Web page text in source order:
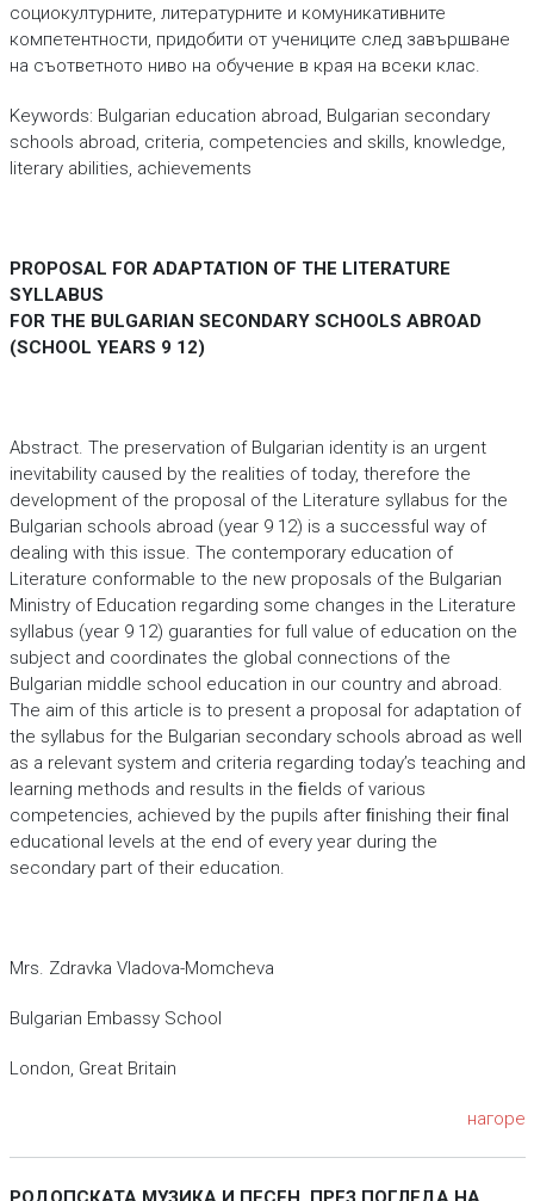
социокултурните, литературните и комуникативните
компетентности, придобити от учениците след завършване
на съответното ниво на обучение в края на всеки клас.
Keywords: Bulgarian education abroad, Bulgarian secondary
schools abroad, criteria, competencies and skills, knowledge,
literary abilities, achievements
PROPOSAL FOR ADAPTATION OF THE LITERATURE
SYLLABUS
FOR THE BULGARIAN SECONDARY SCHOOLS ABROAD
(SCHOOL YEARS 9 12)
Abstract. The preservation of Bulgarian identity is an urgent
inevitability caused by the realities of today, therefore the
development of the proposal of the Literature syllabus for the
Bulgarian schools abroad (year 9 12) is a successful way of
dealing with this issue. The contemporary education of
Literature conformable to the new proposals of the Bulgarian
Ministry of Education regarding some changes in the Literature
syllabus (year 9 12) guaranties for full value of education on the
subject and coordinates the global connections of the
Bulgarian middle school education in our country and abroad.
The aim of this article is to present a proposal for adaptation of
the syllabus for the Bulgarian secondary schools abroad as well
as a relevant system and criteria regarding today’s teaching and
learning methods and results in the ﬁelds of various
competencies, achieved by the pupils after ﬁnishing their ﬁnal
educational levels at the end of every year during the
secondary part of their education.
Mrs. Zdravka Vladova-Momcheva
Bulgarian Embassy School
London, Great Britain
нагоре